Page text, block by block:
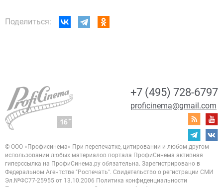
Поделиться:
+7 (495) 728-6797
proficinema@gmail.com
© ООО «Профисинема» При перепечатке, цитировании и любом другом
использовании любых материалов портала ПрофиСинема активная
гиперссылка на ПрофиСинема.ру обязательна. Зарегистрировано в
Федеральном Агентстве "Роспечать". Свидетельство о регистрации СМИ
Эл.№ФС77-25955 от 13.10.2006 Политика конфиденциальности